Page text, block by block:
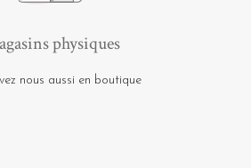
physiques
nous aussi en boutique